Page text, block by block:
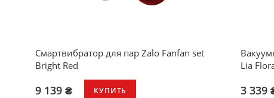
Смартвибратор для пар Zalo Fanfan set
Bright Red
9 139 ₴ КУПИТЬ
Lia
3 339